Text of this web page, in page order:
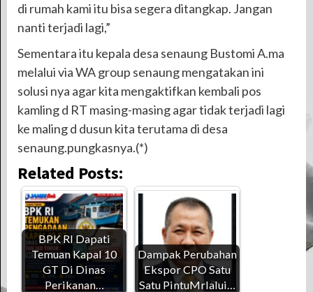
di rumah kami itu bisa segera ditangkap. Jangan
nanti terjadi lagi,”
Sementara itu kepala desa senaung Bustomi A.ma
melalui via WA group senaung mengatakan ini
solusi nya agar kita mengaktifkan kembali pos
kamling d RT masing-masing agar tidak terjadi lagi
ke maling d dusun kita terutama di desa
senaung.pungkasnya.(*)
Related Posts:
BPK RI Dapati
Temuan Kapal 10
GT Di Dinas
Perikanan…
Dampak Perubahan
Ekspor CPO Satu
Satu PintuMrlalui…